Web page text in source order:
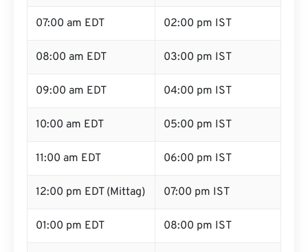
07:00 am EDT 02:00 pm IST
08:00 am EDT 03:00 pm IST
09:00 am EDT 04:00 pm IST
10:00 am EDT 05:00 pm IST
11:00 am EDT 06:00 pm IST
12:00 pm EDT (Mittag) 07:00 pm IST
01:00 pm EDT 08:00 pm IST